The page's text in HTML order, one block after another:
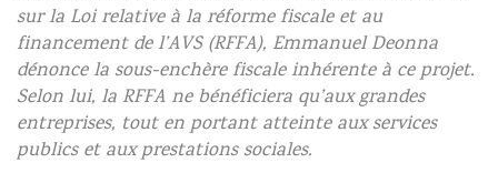
Adresse de messagerie *
Site web
sur la Loi relative à la réforme fiscale et au
financement de l’AVS (RFFA), Emmanuel Deonna
dénonce la sous-enchère fiscale inhérente à ce projet.
Selon lui, la RFFA ne bénéficiera qu’aux grandes
entreprises, tout en portant atteinte aux services
publics et aux prestations sociales.